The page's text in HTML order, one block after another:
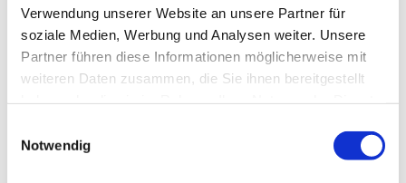
Verwendung unserer Website an unsere Partner für
soziale Medien, Werbung und Analysen weiter. Unsere
Partner führen diese Informationen möglicherweise mit
weiteren Daten zusammen, die Sie ihnen bereitgestellt
Notwendig